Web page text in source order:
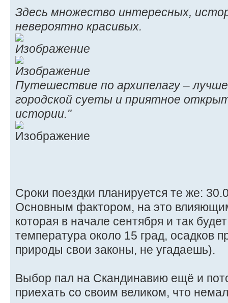
Здесь множество интересных,
невероятно красивых.
Путешествие по архипелагу –
городской суеты и приятное
истории."
Сроки поездки планируется те же:
Основным фактором, на это
которая в начале сентября и так
температура около 15 град, осадков
природы свои законы, не угадаешь).
Выбор пал на Скандинавию ещё и
приехать со своим великом, что